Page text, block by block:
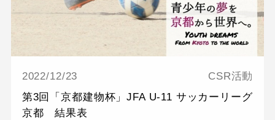
2022/12/23
CSR活動
第3回「京都建物杯」JFA U-11 サッカーリーグ
京都 結果表